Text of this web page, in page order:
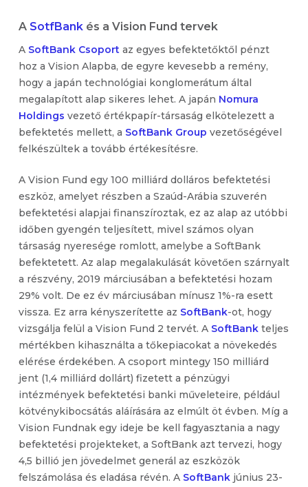
A SotfBankés a Vision Fund tervek
A SoftBank Csoport az egyes befektetőktől pénzt
hoz a Vision Alapba, de egyre kevesebb a remény,
hogy a japán technológiai konglomerátum által
megalapított alap sikeres lehet. A japán Nomura
Holdings vezető értékpapír-társaság elkötelezett a
befektetés mellett, a SoftBank Group vezetőségével
felkészültek a tovább értékesítésre.
A Vision Fund egy 100 milliárd dolláros befektetési
eszköz, amelyet részben a Szaúd-Arábia szuverén
befektetési alapjai finanszíroztak, ez az alap az utóbbi
időben gyengén teljesített, mivel számos olyan
társaság nyeresége romlott, amelybe a SoftBank
befektetett. Az alap megalakulását követően szárnyalt
a részvény, 2019 márciusában a befektetési hozam
29% volt. De ez év márciusában mínusz 1%-ra esett
vissza. Ez arra kényszerítette az SoftBank-ot, hogy
vizsgálja felül a Vision Fund 2 tervét. A SoftBankteljes
mértékben kihasználta a tőkepiacokat a növekedés
elérése érdekében. A csoport mintegy 150 milliárd
jent (1,4 milliárd dollárt) fizetett a pénzügyi
intézmények befektetési banki műveleteire, például
kötvénykibocsátás aláírására az elmúlt öt évben. Míg a
Vision Fundnak egy ideje be kell fagyasztania a nagy
befektetési projekteket, a SoftBank azt tervezi, hogy
4,5 billió jen jövedelmet generál az eszközök
felszámolása és eladása révén. A SoftBankjúnius 23-